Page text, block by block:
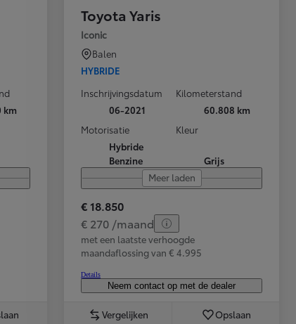
km
Toyota Yaris
Iconic
Balen
HYBRIDE
Inschrijvingsdatum
06-2021
Kilometerstand
60.808 km
Motorisatie
Hybride
Benzine
Kleur
Grijs
Meer laden
€ 18.850
€ 270 /maand
met een laatste verhoogde
maandaflossing van € 4.995
Details
Neem contact op met de dealer
Vergelijken Opslaan